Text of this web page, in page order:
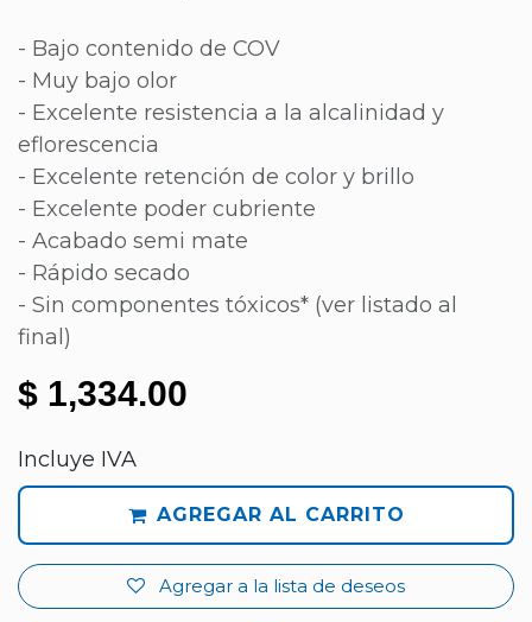
- Bajo contenido de COV
- Muy bajo olor
- Excelente resistencia a la alcalinidad y
eflorescencia
- Excelente retención de color y brillo
- Excelente poder cubriente
- Acabado semi mate
- Rápido secado
- Sin componentes tóxicos* (ver listado al
final)
$ 1,334.00
Incluye IVA
AGREGAR AL CARRITO
Agregar a la lista de deseos